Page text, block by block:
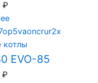
₽
котлы
EVO-85
₽